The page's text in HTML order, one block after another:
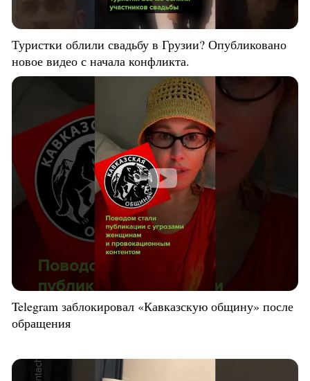
Туристки облили свадьбу в Грузии? Опубликовано
новое видео с начала конфликта.
Telegram заблокировал «Кавказскую общину» после
обращения